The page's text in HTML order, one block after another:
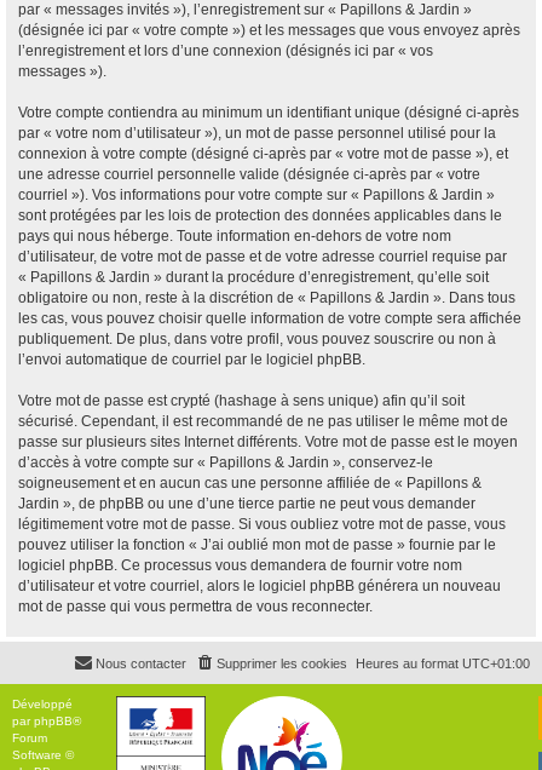
par « messages invités »), l’enregistrement sur « Papillons & Jardin »
(désignée ici par « votre compte ») et les messages que vous envoyez après
l’enregistrement et lors d’une connexion (désignés ici par « vos
messages »).
Votre compte contiendra au minimum un identifiant unique (désigné ci-après
par « votre nom d’utilisateur »), un mot de passe personnel utilisé pour la
connexion à votre compte (désigné ci-après par « votre mot de passe »), et
une adresse courriel personnelle valide (désignée ci-après par « votre
courriel »). Vos informations pour votre compte sur « Papillons & Jardin »
sont protégées par les lois de protection des données applicables dans le
pays qui nous héberge. Toute information en-dehors de votre nom
d’utilisateur, de votre mot de passe et de votre adresse courriel requise par
« Papillons & Jardin » durant la procédure d’enregistrement, qu’elle soit
obligatoire ou non, reste à la discrétion de « Papillons & Jardin ». Dans tous
les cas, vous pouvez choisir quelle information de votre compte sera affichée
publiquement. De plus, dans votre profil, vous pouvez souscrire ou non à
l’envoi automatique de courriel par le logiciel phpBB.
Votre mot de passe est crypté (hashage à sens unique) afin qu’il soit
sécurisé. Cependant, il est recommandé de ne pas utiliser le même mot de
passe sur plusieurs sites Internet différents. Votre mot de passe est le moyen
d’accès à votre compte sur « Papillons & Jardin », conservez-le
soigneusement et en aucun cas une personne affiliée de « Papillons &
Jardin », de phpBB ou une d’une tierce partie ne peut vous demander
légitimement votre mot de passe. Si vous oubliez votre mot de passe, vous
pouvez utiliser la fonction « J’ai oublié mon mot de passe » fournie par le
logiciel phpBB. Ce processus vous demandera de fournir votre nom
d’utilisateur et votre courriel, alors le logiciel phpBB générera un nouveau
mot de passe qui vous permettra de vous reconnecter.
Heures au format UTC+01:00
Supprimer les cookies
Nous contacter
Développé
parphpBB®
Forum
Software ©